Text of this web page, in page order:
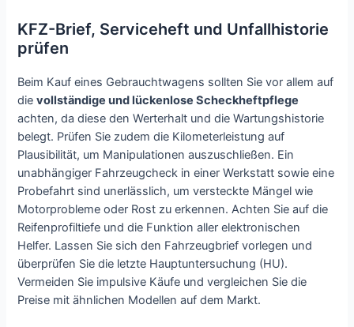
KFZ-Brief, Serviceheft und Unfallhistorie
prüfen
Beim Kauf eines Gebrauchtwagens sollten Sie vor allem auf
dievollständige und lückenlose Scheckheftpflege
achten, da diese den Werterhalt und die Wartungshistorie
belegt. Prüfen Sie zudem die Kilometerleistung auf
Plausibilität, um Manipulationen auszuschließen. Ein
unabhängiger Fahrzeugcheck in einer Werkstatt sowie eine
Probefahrt sind unerlässlich, um versteckte Mängel wie
Motorprobleme oder Rost zu erkennen. Achten Sie auf die
Reifenprofiltiefe und die Funktion aller elektronischen
Helfer. Lassen Sie sich den Fahrzeugbrief vorlegen und
überprüfen Sie die letzte Hauptuntersuchung (HU).
Vermeiden Sie impulsive Käufe und vergleichen Sie die
Preise mit ähnlichen Modellen auf dem Markt.